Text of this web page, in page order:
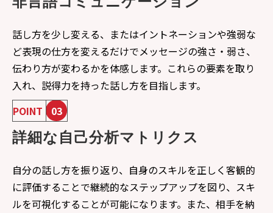
話し方を少し変える、またはイントネーションや強弱な
ど表現の仕方を変えるだけでメッセージの強さ・弱さ、
伝わり方が変わるかを体感します。これらの要素を取り
入れ、説得力を持った話し方を目指します。
POINT
03
詳細な自己分析マトリクス
自分の話し方を振り返り、自身のスキルを正しく客観的
に評価することで継続的なステップアップを図り、スキ
ルを可視化することが可能になります。また、相手を納